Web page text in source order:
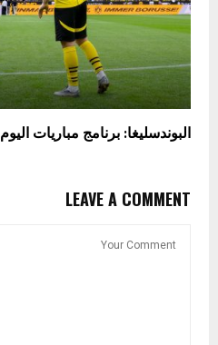
البوندسليغا: برنامج مباريات اليوم
LEAVE A COMMENT